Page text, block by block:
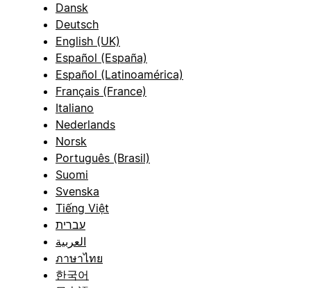
Dansk
Deutsch
English (UK)
Español (España)
Español (Latinoamérica)
Français (France)
Italiano
Nederlands
Norsk
Português (Brasil)
Suomi
Svenska
Tiếng Việt
עברית
العربية
ภาษาไทย
한국어